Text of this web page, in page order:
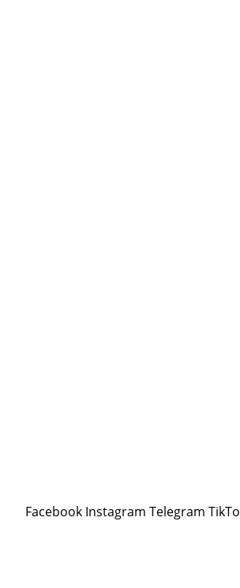
Facebook Instagram Telegram